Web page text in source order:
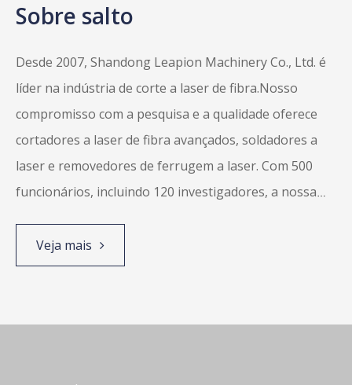
5.0
Sobre salto
Desde 2007, Shandong Leapion Machinery Co., Ltd. é
líder na indústria de corte a laser de fibra.Nosso
compromisso com a pesquisa e a qualidade oferece
cortadores a laser de fibra avançados, soldadores a
laser e removedores de ferrugem a laser. Com 500
funcionários, incluindo 120 investigadores, a nossa
global.Participamos de mais de 80 exposições
anualmente e temos orgulho de sermos conhecidos
qualidade.Atendemos aos principais padrões como
Veja mais